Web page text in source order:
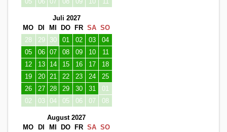
Juli 2027
MO
DI MI DO FR SA SO
28
29 30 01 02 03
04
05
06 07 08 09 10
11
12
13 14 15 16 17
18
19
20 21 22 23 24
25
26
27 28 29 30 31
01
02
03 04 05 06 07 08
August 2027
MO
DI MI DO FR SA SO